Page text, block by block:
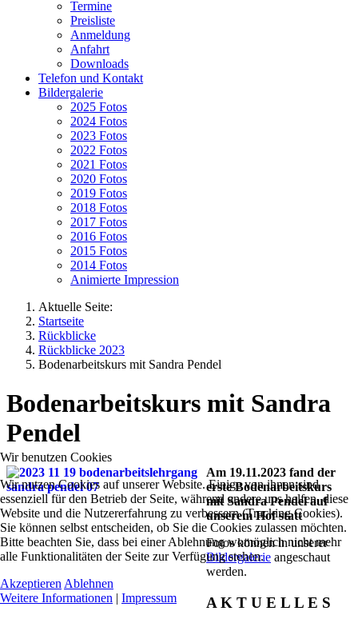
Termine
Preisliste
Anmeldung
Anfahrt
Downloads
Telefon und Kontakt
Bildergalerie
2025 Fotos
2024 Fotos
2023 Fotos
2022 Fotos
2021 Fotos
2020 Fotos
2019 Fotos
2018 Fotos
2017 Fotos
2016 Fotos
2015 Fotos
2014 Fotos
Animierte Impression
Aktuelle Seite:
Startseite
Rückblicke
Rückblicke 2023
Bodenarbeitskurs mit Sandra Pendel
Bodenarbeitskurs mit Sandra
Pendel
Am 19.11.2023 fand der
erste Bodenarbeitskurs
mit Sandra Pendel auf
unserem Hof statt
Fotos können in unserer
Bildergalerie angeschaut
werden.
A K T U E L L E S
Wir benutzen Cookies
Wir nutzen Cookies auf unserer Website. Einige von ihnen sind
essenziell für den Betrieb der Seite, während andere uns helfen, diese
Website und die Nutzererfahrung zu verbessern (Tracking Cookies).
Sie können selbst entscheiden, ob Sie die Cookies zulassen möchten.
Bitte beachten Sie, dass bei einer Ablehnung womöglich nicht mehr
alle Funktionalitäten der Seite zur Verfügung stehen.
Akzeptieren Ablehnen
Weitere Informationen | Impressum